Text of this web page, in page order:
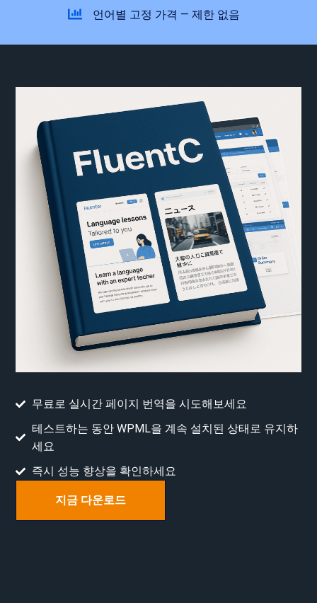
언어별 고정 가격 — 제한 없음
무료로 실시간 페이지 번역을 시도해보세요
테스트하는 동안 WPML을 계속 설치된 상태로 유지하
세요
즉시 성능 향상을 확인하세요
지금 다운로드